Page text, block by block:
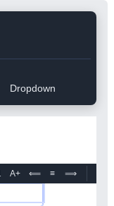
Dropdown
A+ ⟸ ≡ ⟹